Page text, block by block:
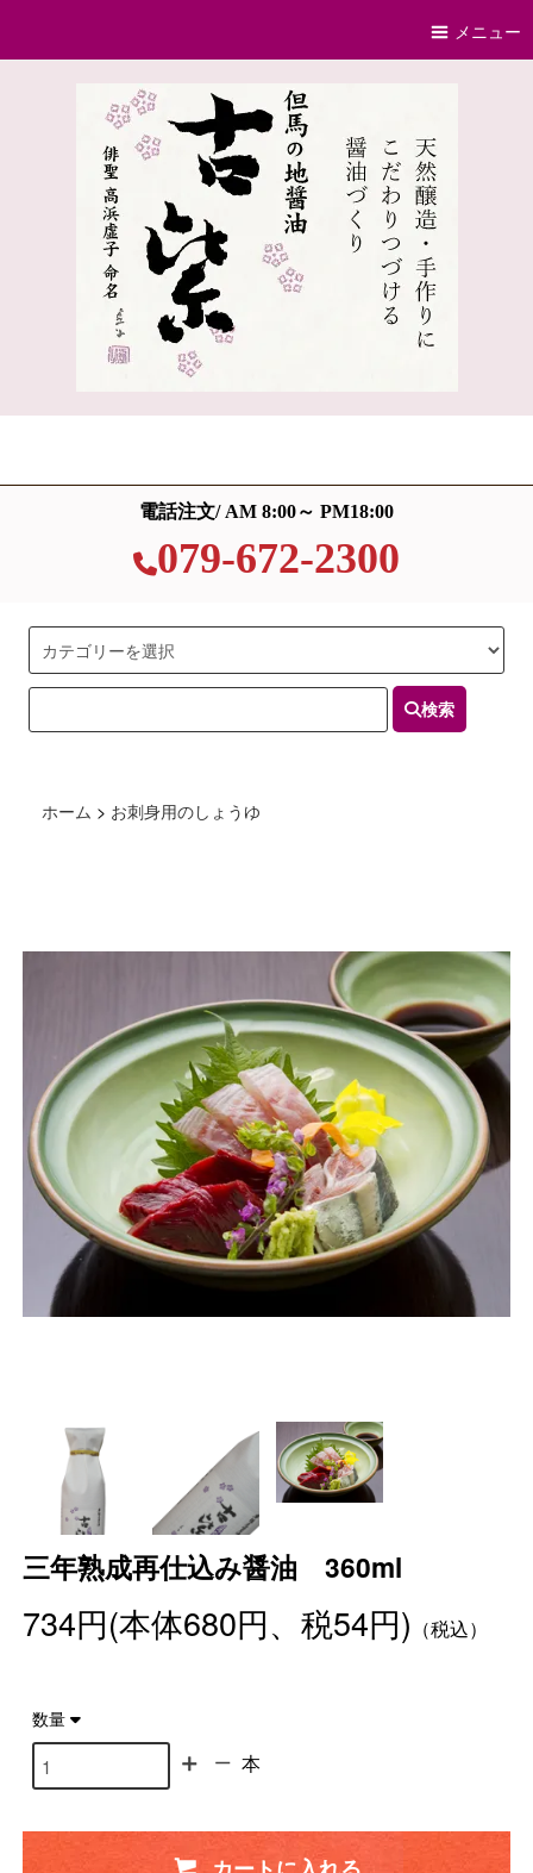
メニュー
電話注文/ AM 8:00～ PM18:00
079-672-2300
検索
ホーム > お刺身用のしょうゆ
三年熟成再仕込み醤油 360ml
734円(本体680円、税54円) （税込）
数量
本